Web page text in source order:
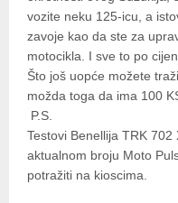
vozite neku 125-icu, a
zavoje kao da ste za
motocikla. I sve to po
Što još uopće možete
možda toga da ima 100
P.S.
Testovi Benellija TRK
aktualnom broju Moto
potražiti na kioscima.